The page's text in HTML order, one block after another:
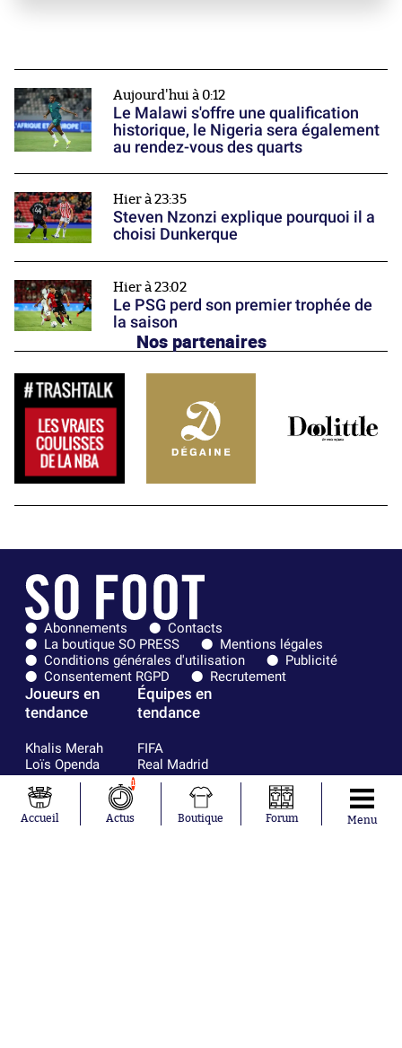
Aujourd'hui à 0:12
Le Malawi s'offre une qualification
historique, le Nigeria sera également
au rendez-vous des quarts
Hier à 23:35
Steven Nzonzi explique pourquoi il a
choisi Dunkerque
Hier à 23:02
Le PSG perd son premier trophée de
la saison
Nos partenaires
Abonnements
Contacts
La boutique SO PRESS
Mentions légales
Conditions générales d'utilisation
Publicité
Consentement RGPD
Recrutement
Joueurs en
tendance
Khalis Merah
Loïs Openda
Moussa
Niakhaté
Nicolás
Tagliafico
Équipes en
tendance
FIFA
Real Madrid
Bordeaux
Chelsea
Paris Saint-
Accueil
1
Actus Boutique Forum Menu